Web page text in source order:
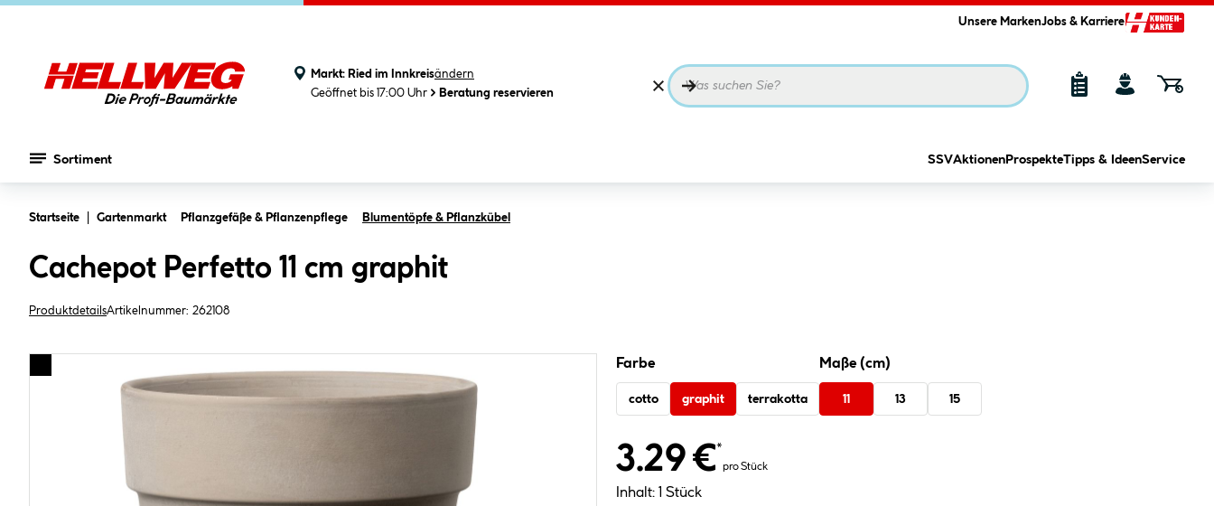
Unsere MarkenJobs & Karriere
Markt: Ried im Innkreisändern
Geöffnet bis 17:00 Uhr
Beratung reservieren
Sortiment SSVAktionen ProspekteTipps & IdeenService
Startseite Gartenmarkt Pflanzgefäße & Pflanzenpflege Blumentöpfe & Pflanzkübel
Cachepot Perfetto 11 cm graphit
ProduktdetailsArtikelnummer: 262108
Farbe
cotto graphit terrakotta
Maße (cm)
11 13 15
3.29 €*
pro Stück
Inhalt: 1 Stück